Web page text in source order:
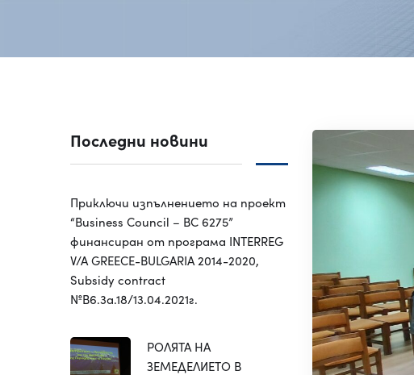
Последни новини
Приключи изпълнението на проект
“Business Council – BC 6275”
финансиран от програма INTERREG
V/A GREECE-BULGARIA 2014-2020,
Subsidy contract
№B6.3a.18/13.04.2021г.
РОЛЯТА НА
ЗЕМЕДЕЛИЕТО В